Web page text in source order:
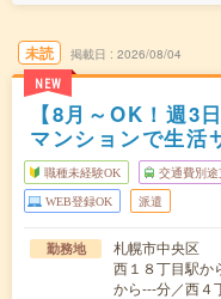
未読
NEW
掲載日 2026/08/04
【8月～OK！週3
マンションで生活
職種未経験OK 交通費別途
WEB登録OK 派遣
勤務地
札幌市中央区
西１８丁目駅か
から---分／西４